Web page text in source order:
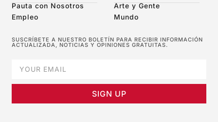
Pauta con Nosotros
Empleo
Arte y Gente
Mundo
SUSCRÍBETE A NUESTRO BOLETÍN PARA RECIBIR INFORMACIÓN
ACTUALIZADA, NOTICIAS Y OPINIONES GRATUITAS.
SIGN UP